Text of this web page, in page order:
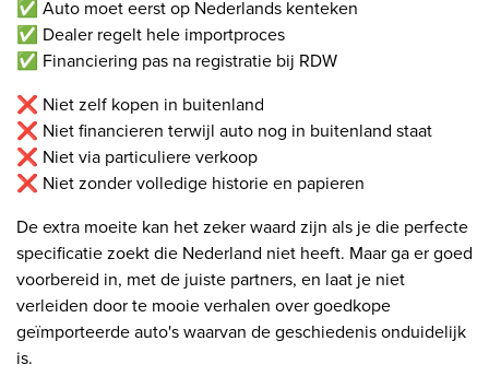
✅ Auto moet eerst op Nederlands kenteken
✅ Dealer regelt hele importproces
✅ Financiering pas na registratie bij RDW
❌ Niet zelf kopen in buitenland
❌ Niet financieren terwijl auto nog in buitenland staat
❌ Niet via particuliere verkoop
❌ Niet zonder volledige historie en papieren
De extra moeite kan het zeker waard zijn als je die perfecte
specificatie zoekt die Nederland niet heeft. Maar ga er goed
voorbereid in, met de juiste partners, en laat je niet
verleiden door te mooie verhalen over goedkope
geïmporteerde auto's waarvan de geschiedenis onduidelijk
is.